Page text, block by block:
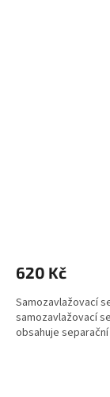
620 Kč
Samozavlažovací
samozavlažovací
obsahuje